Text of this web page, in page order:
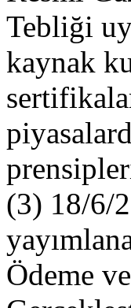
Tebliği
kaynak
(3) 18/6/
Ödeme